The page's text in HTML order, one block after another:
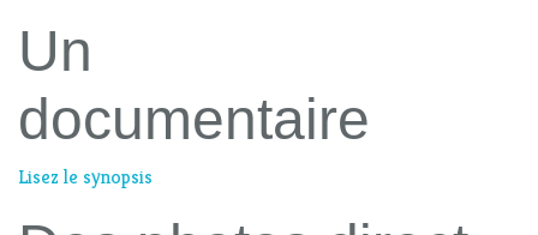
Un
documentaire
Lisez le synopsis